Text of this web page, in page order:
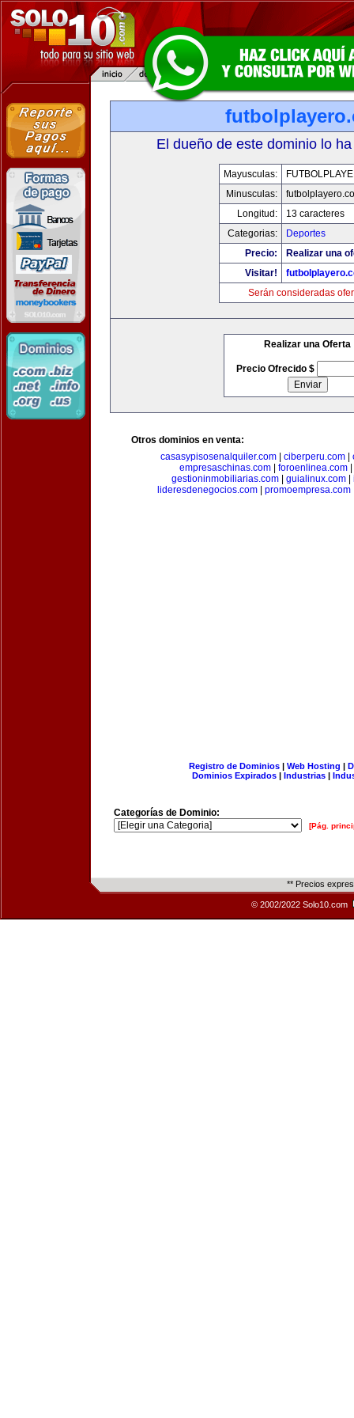
El dueño de este dominio lo
Mayusculas:
Minusculas:
Longitud:
13 caracteres
Categorias:
Deportes
Precio:
Realizar una
Visitar!
Serán consideradas
Realizar una Oferta
Precio Ofrecido $
Otros dominios en venta:
casasypisosenalquiler.com
ciberperu.com
empresaschinas.com| foroenlinea.com|
gestioninmobiliarias.com| guialinux.com|
lideresdenegocios.com
promoempresa.com
Registro de Dominios| Web Hosting |
Dominios Expirados | Industrias |
Categorías de Dominio:
[Pág.
** Precios
© 2002/2022 Solo10.com